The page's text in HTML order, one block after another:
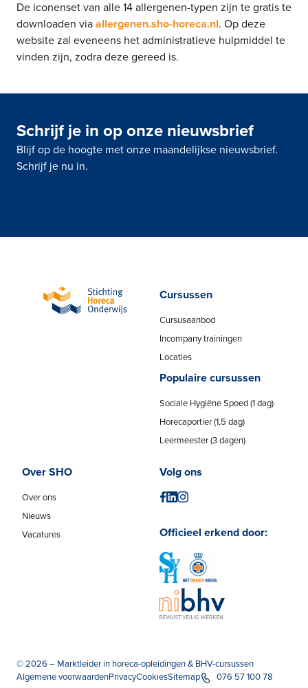
De iconenset van alle 14 allergenen-typen zijn te gratis te
downloaden via allergenen.sho-horeca.nl. Op deze
website zal eveneens het administratieve hulpmiddel te
vinden zijn, zodra deze gereed is.
Schrijf je in op onze nieuwsbrief
Blijf op de hoogte met onze maandelijkse nieuwsbrief.
Schrijf je nu in.
Cursussen
Cursusaanbod
Incompany trainingen
Locaties
Populaire cursussen
Sociale Hygiëne Spoed (1 dag)
Horecaportier (1,5 dag)
Leermeester (3 dagen)
Over SHO
Over ons
Nieuws
Vacatures
Volg ons
Officieel erkend door:
© 2026 – Marktleider in horeca-opleidingen & BHV-cursussen
Algemene voorwaardenPrivacyCookiesSitemap 076 57 100 78